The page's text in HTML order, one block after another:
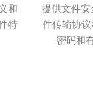
和
特
提供文件
件传输协
密码和